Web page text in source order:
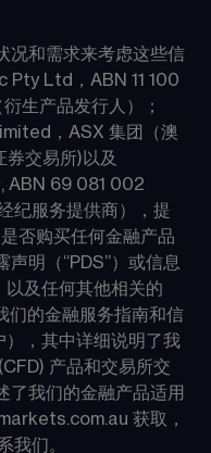
况和需求来考虑这些信
Ltd，ABN 11 100
生产品发行人）；
，ASX 集团（澳
券交易所)以及
ABN 69 081 002
纪服务提供商），提
否购买任何金融产品
明（“PDS”）或信息
及任何其他相关的
的金融服务指南和信
，其中详细说明了我
产品和交易所交
了我们的金融产品适用
获取，
我们。